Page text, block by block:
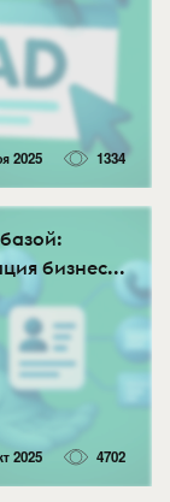
2025 1334
бизнес...
2025 4702